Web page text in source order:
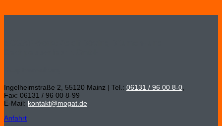
Ingelheimstraße 2, 55120 Mainz | Tel.: 06131 / 96 00 8-0
Fax: 06131 / 96 00 8-99
E-Mail: kontakt@mogat.de
Anfahrt